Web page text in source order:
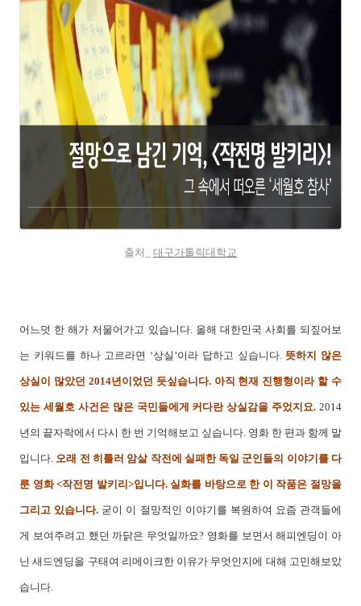
출처_ 대구가톨릭대학교
어느덧 한 해가 저물어가고 있습니다. 올해 대한민국 사회를 되짚어보
는 키워드를 하나 고르라면 ‘상실’이라 답하고 싶습니다. 뜻하지 않은
상실이 많았던 2014년이었던 듯싶습니다. 아직 현재 진행형이라 할 수
있는 세월호 사건은 많은 국민들에게 커다란 상실감을 주었지요. 2014
년의 끝자락에서 다시 한 번 기억해보고 싶습니다. 영화 한 편과 함께 말
입니다. 오래 전 히틀러 암살 작전에 실패한 독일 군인들의 이야기를 다
룬 영화 <작전명 발키리>입니다. 실화를 바탕으로 한 이 작품은 절망을
그리고 있습니다. 굳이 이 절망적인 이야기를 복원하여 요즘 관객들에
게 보여주려고 했던 까닭은 무엇일까요? 영화를 보면서 해피엔딩이 아
닌 새드엔딩을 구태여 리메이크한 이유가 무엇인지에 대해 고민해보았
습니다.